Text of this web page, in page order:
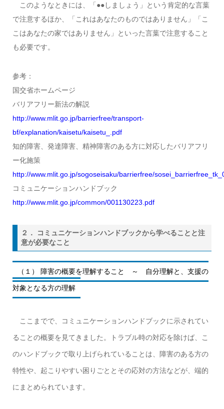
このようなときには、「●●しましょう」という肯定的な言葉
で注意するほか、「これはあなたのものではありません」「こ
こはあなたの家ではありません」といった言葉で注意すること
も必要です。
参考：
国交省ホームページ
バリアフリー新法の解説
http://www.mlit.go.jp/barrierfree/transport-
bf/explanation/kaisetu/kaisetu_.pdf
知的障害、発達障害、精神障害のある方に対応したバリアフリ
ー化施策
http://www.mlit.go.jp/sogoseisaku/barrierfree/
コミュニケーションハンドブック
http://www.mlit.go.jp/common/001130223.pdf
２． コミュニケーションハンドブックから学べることと注
意が必要なこと
（１） 障害の概要を理解すること ～ 自分理解と、支援の
対象となる方の理解
ここまでで、コミュニケーションハンドブックに示されてい
ることの概要を見てきました。トラブル時の対応を除けば、こ
のハンドブックで取り上げられていることは、障害のある方の
特性や、起こりやすい困りごととその応対の方法などが、端的
にまとめられています。